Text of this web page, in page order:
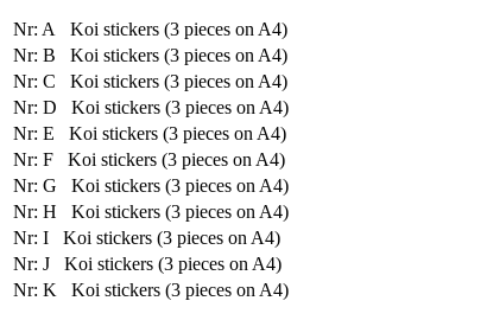
Nr: A Koi stickers (3 pieces on A4)
Nr: B Koi stickers (3 pieces on A4)
Nr: C Koi stickers (3 pieces on A4)
Nr: D Koi stickers (3 pieces on A4)
Nr: E Koi stickers (3 pieces on A4)
Nr: F Koi stickers (3 pieces on A4)
Nr: G Koi stickers (3 pieces on A4)
Nr: H Koi stickers (3 pieces on A4)
Nr: I Koi stickers (3 pieces on A4)
Nr: J Koi stickers (3 pieces on A4)
Nr: K Koi stickers (3 pieces on A4)